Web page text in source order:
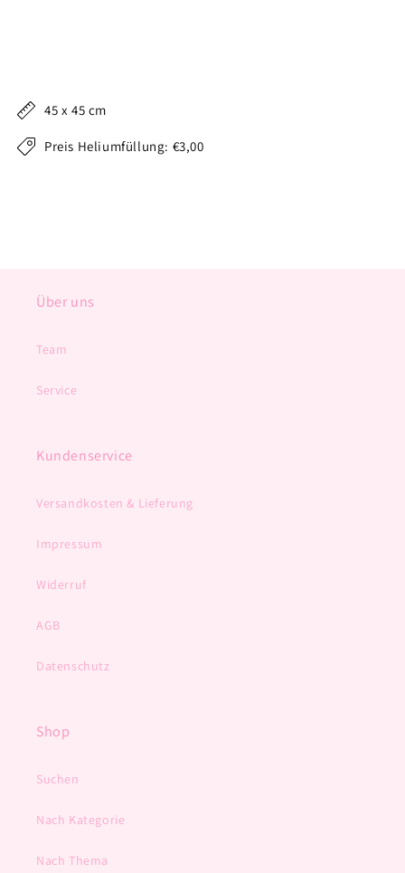
45 x 45 cm
Preis Heliumfüllung: €3,00
Über uns
Team
Service
Kundenservice
Versandkosten & Lieferung
Impressum
Widerruf
AGB
Datenschutz
Shop
Suchen
Nach Kategorie
Nach Thema